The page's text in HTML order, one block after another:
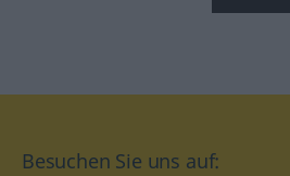
Besuchen Sie uns auf: